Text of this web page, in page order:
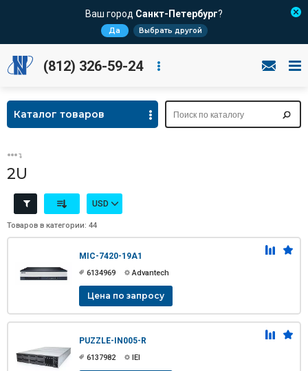
Ваш город Санкт-Петербург?
Да Выбрать другой
(812) 326-59-24
Каталог товаров
2U
USD
Товаров в категории: 44
MIC-7420-19A1
6134969 Advantech
Цена по запросу
PUZZLE-IN005-R
6137982 IEI